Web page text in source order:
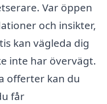
Var öppen
och insikter,
kan vägleda dig
inte har övervägt.
offerter kan du
får